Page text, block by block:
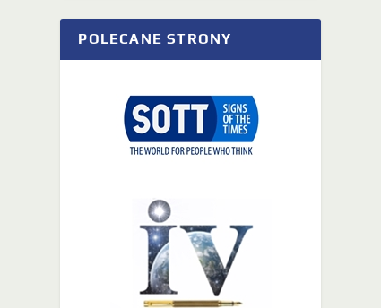
POLECANE STRONY